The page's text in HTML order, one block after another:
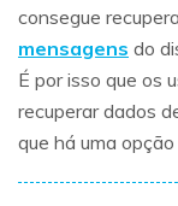
consegue
mensagens do
É por isso que os
recuperar dados
que há uma